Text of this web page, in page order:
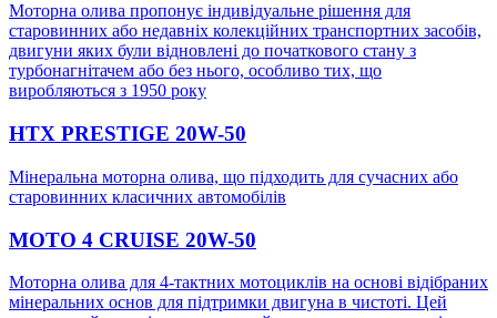
Моторна олива пропонує індивідуальне рішення для
старовинних або недавніх колекційних транспортних засобів,
двигуни яких були відновлені до початкового стану з
турбонагнітачем або без нього, особливо тих, що
виробляються з 1950 року
HTX PRESTIGE 20W-50
Мінеральна моторна олива, що підходить для сучасних або
старовинних класичних автомобілів
MOTO 4 CRUISE 20W-50
Моторна олива для 4-тактних мотоциклів на основі відібраних
мінеральних основ для підтримки двигуна в чистоті. Цей